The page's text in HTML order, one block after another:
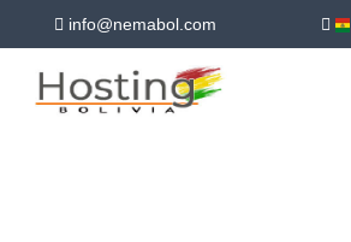
info@nemabol.com